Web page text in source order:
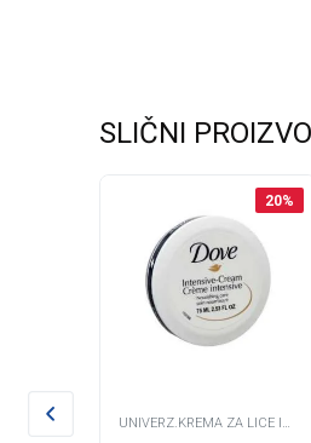
SLIČNI
20%
UNIVERZ.KREMA ZA LICE I